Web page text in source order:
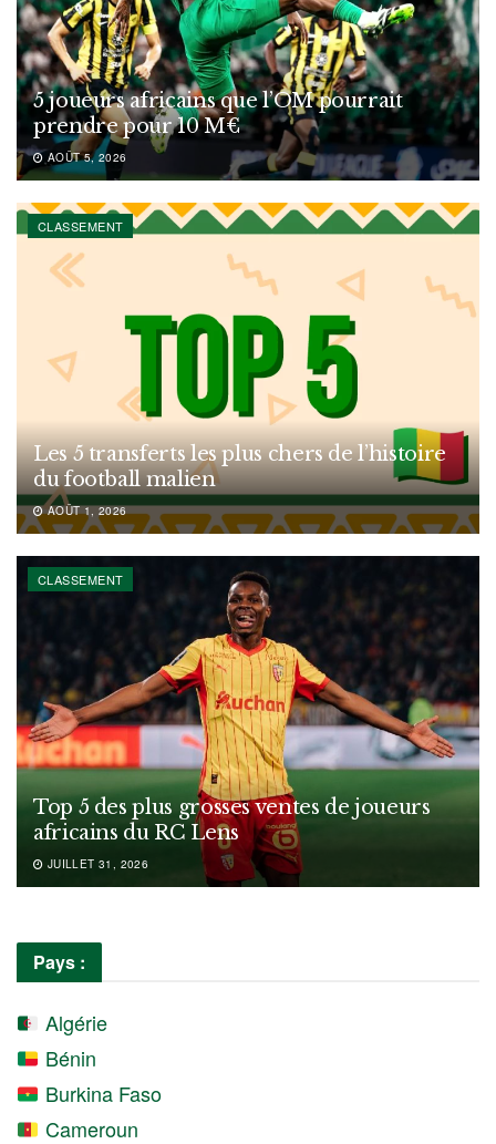
5 joueurs africains que l’OM pourrait
prendre pour 10 M€
AOÛT 5, 2026
CLASSEMENT
Les 5 transferts les plus chers de l’histoire
du football malien
AOÛT 1, 2026
CLASSEMENT
Top 5 des plus grosses ventes de joueurs
africains du RC Lens
JUILLET 31, 2026
Pays :
Algérie
Bénin
Burkina Faso
Cameroun